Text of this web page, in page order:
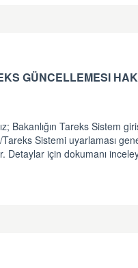
GÜNCELLEMESI
Bakanlığın Tareks Sistem
Sistemi uyarlaması
Detaylar için dokumanı